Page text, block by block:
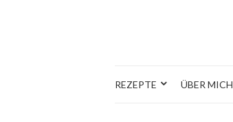
REZEPTE ÜBER MICH